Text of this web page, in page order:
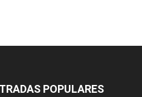
POPULARES